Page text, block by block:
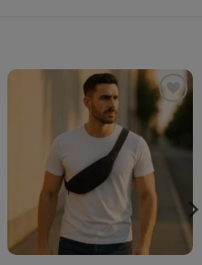
Ajouter
à la liste
d’envies